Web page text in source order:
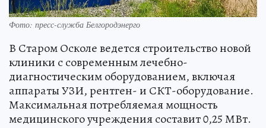
Фото: пресс-служба Белгородэнерго
В Старом Осколе ведется строительство новой
клиники с современным лечебно-
диагностическим оборудованием, включая
аппараты УЗИ, рентген- и СКТ-оборудование.
Максимальная потребляемая мощность
медицинского учреждения составит 0,25 МВт.